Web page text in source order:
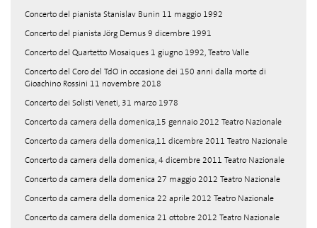
Concerto del pianista Stanislav Bunin 11 maggio 1992
Concerto del pianista Jörg Demus 9 dicembre 1991
Concerto del Quartetto Mosaiques 1 giugno 1992, Teatro Valle
Concerto del Coro del TdO in occasione dei 150 anni dalla morte di
Gioachino Rossini 11 novembre 2018
Concerto dei Solisti Veneti, 31 marzo 1978
Concerto da camera della domenica,15 gennaio 2012 Teatro Nazionale
Concerto da camera della domenica,11 dicembre 2011 Teatro Nazionale
Concerto da camera della domenica, 4 dicembre 2011 Teatro Nazionale
Concerto da camera della domenica 27 maggio 2012 Teatro Nazionale
Concerto da camera della domenica 22 aprile 2012 Teatro Nazionale
Concerto da camera della domenica 21 ottobre 2012 Teatro Nazionale